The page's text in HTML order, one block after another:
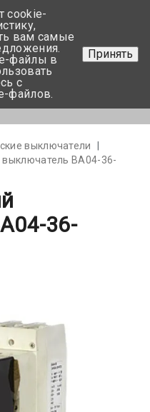
+375 17-350-99-56
+375 44-752-82-08
Задать вопрос
выключатели
выключатель ВА04-36-
36-
cookie-
вам самые
файлы в
с
файлов.
Принять